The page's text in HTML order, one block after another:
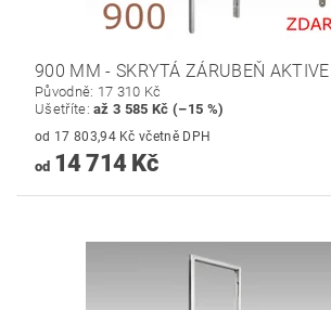
900 MM - SKRYTÁ ZÁRUBEŇ
Původně: 17 310 Kč
Ušetříte:až 3 585 Kč (–15 %)
od 17 803,94 Kč včetně DPH
od14 714 Kč